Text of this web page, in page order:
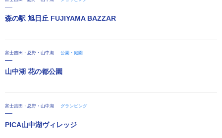
森の駅 旭日丘 FUJIYAMA BAZZAR
富士吉田・忍野・山中湖 公園・庭園
山中湖 花の都公園
富士吉田・忍野・山中湖 グランピング
PICA山中湖ヴィレッジ